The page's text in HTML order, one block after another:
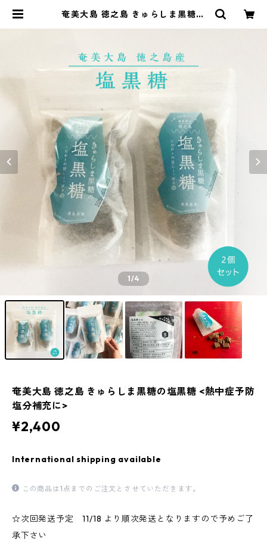
奄美大島 徳之島 きゅらしま黒糖の
1/4
奄美大島 徳之島 きゅらしま黒糖の塩黒糖 <熱中症予防
塩分補充に>
¥2,400
International shipping available
この商品は1点までのご注文とさせていただきます。
☆次回発送予定 11/18 より順次発送となりますので予めご了
承下さい